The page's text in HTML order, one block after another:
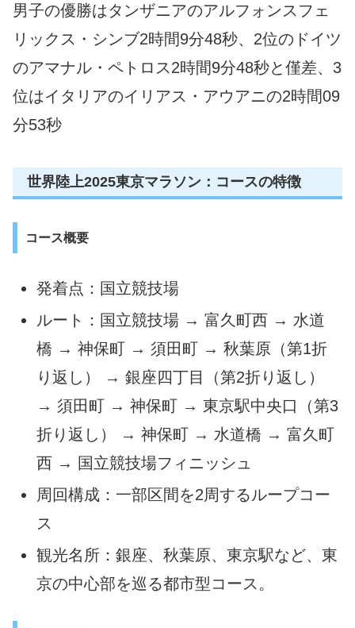
男子の優勝はタンザニアのアルフォンスフェ
リックス・シンブ2時間9分48秒、2位のドイツ
のアマナル・ペトロス2時間9分48秒と僅差、3
位はイタリアのイリアス・アウアニの2時間09
分53秒
世界陸上2025東京マラソン：コースの特徴
コース概要
発着点：国立競技場
ルート：国立競技場 → 富久町西 → 水道
橋 → 神保町 → 須田町 → 秋葉原（第1折
り返し） → 銀座四丁目（第2折り返し）
→ 須田町 → 神保町 → 東京駅中央口（第3
折り返し） → 神保町 → 水道橋 → 富久町
西 → 国立競技場フィニッシュ
周回構成：一部区間を2周するループコー
ス
観光名所：銀座、秋葉原、東京駅など、東
京の中心部を巡る都市型コース。